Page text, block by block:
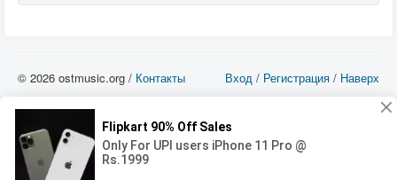
Вход / Регистрация / Наверх
© 2026 ostmusic.org / Контакты
можете использовать такие материалы только в том в случае, если
использование производится с ознакомительными целями - для прочих целей
вы должны приобрести лицензионную запись.